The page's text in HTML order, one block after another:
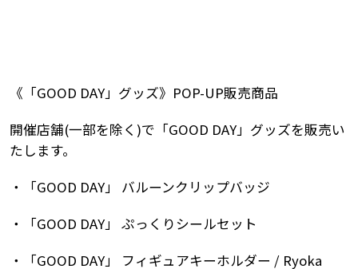
《「GOOD DAY」グッズ》POP-UP販売商品
開催店舗(一部を除く)で「GOOD DAY」グッズを販売い
たします。
・「GOOD DAY」 バルーンクリップバッジ
・「GOOD DAY」 ぷっくりシールセット
・「GOOD DAY」 フィギュアキーホルダー / Ryoka